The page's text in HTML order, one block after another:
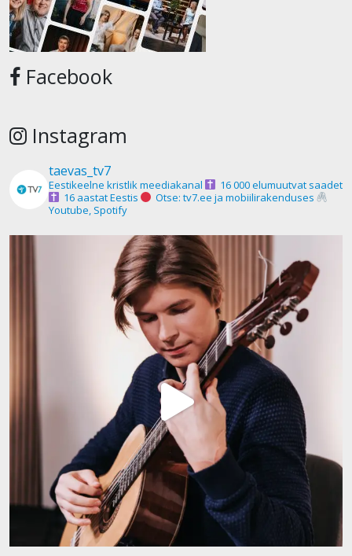
Facebook
Instagram
taevas_tv7
Eestikeelne kristlik meediakanal
16 000 elumuutvat saadet
16 aastat Eestis
Otse: tv7.ee ja mobiilirakenduses
Youtube, Spotify